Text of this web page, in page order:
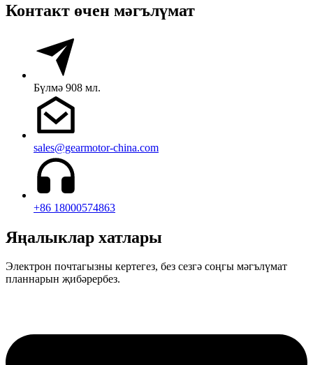
Контакт өчен мәгълүмат
Бүлмә 908 мл.
sales@gearmotor-china.com
+86 18000574863
Яңалыклар хатлары
Электрон почтагызны кертегез, без сезгә соңгы мәгълүмат
планнарын җибәрербез.